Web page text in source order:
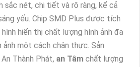
sắc nét, chi tiết và rõ ràng, kể cả
yếu. Chip SMD Plus được tích
hiển thị chất lượng hình ảnh đa
ảnh một cách chân thực. Sản
Thành Phát, an Tâm chất lượng